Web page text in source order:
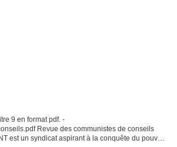
9 en format pdf. -
Revue des communistes de conseils
est un syndicat aspirant à la conquête du pouvoir